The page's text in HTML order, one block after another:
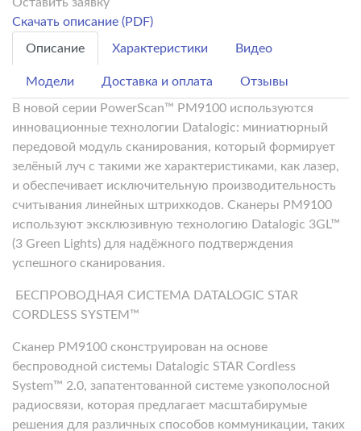
Скачать описание (PDF)
Описание Характеристики Видео
Модели Доставка и оплата Отзывы
В новой серии PowerScan™ PM9100 используются
инновационные технологии Datalogic: миниатюрный
передовой модуль сканирования, который формирует
зелёный луч с такими же характеристиками, как лазер,
и обеспечивает исключительную производительность
считывания линейных штрихкодов. Сканеры PM9100
используют эксклюзивную технологию Datalogic 3GL™
(3 Green Lights) для надёжного подтверждения
успешного сканирования.
БЕСПРОВОДНАЯ СИСТЕМА DATALOGIC STAR
CORDLESS SYSTEM™
Сканер PM9100 сконструирован на основе
беспроводной системы Datalogic STAR Cordless
System™ 2.0, запатентованной системе узкополосной
радиосвязи, которая предлагает масштабирумые
решения для различных способов коммуникации, таких